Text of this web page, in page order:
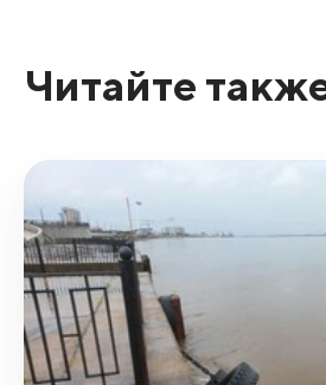
Читайте